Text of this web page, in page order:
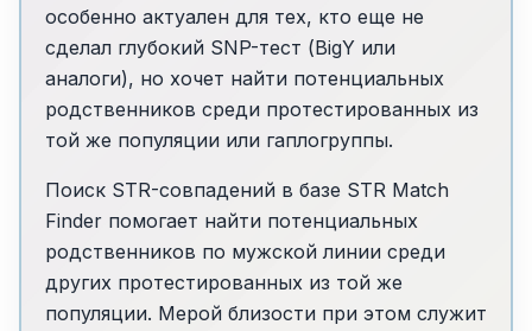
особенно актуален для тех, кто еще не
сделал глубокий SNP-тест (BigY или
аналоги), но хочет найти потенциальных
родственников среди протестированных из
той же популяции или гаплогруппы.
Поиск STR-совпадений в базе STR Match
Finder помогает найти потенциальных
родственников по мужской линии среди
других протестированных из той же
популяции. Мерой близости при этом служит